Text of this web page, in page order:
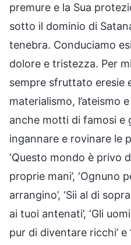
premure e la Sua
sotto il dominio di
tenebra. Conduciamo
dolore e tristezza. Per
sempre sfruttato eresie
materialismo, l’ateismo
anche motti di famosi e
ingannare e rovinare le
‘Questo mondo è privo
proprie mani’, ‘Ognuno
arrangino’, ‘Sii al di
ai tuoi antenati’, ‘Gli
pur di diventare ricchi’ e